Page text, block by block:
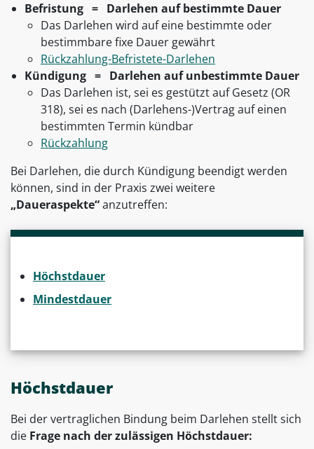
Befristung = Darlehen auf bestimmte Dauer
Das Darlehen wird auf eine bestimmte oder
bestimmbare fixe Dauer gewährt
Rückzahlung-Befristete-Darlehen
Kündigung = Darlehen auf unbestimmte Dauer
Das Darlehen ist, sei es gestützt auf Gesetz (OR
318), sei es nach (Darlehens-)Vertrag auf einen
bestimmten Termin kündbar
Rückzahlung
Bei Darlehen, die durch Kündigung beendigt werden
können, sind in der Praxis zwei weitere
„Daueraspekte“anzutreffen:
Höchstdauer
Mindestdauer
Höchstdauer
Bei der vertraglichen Bindung beim Darlehen stellt sich
die Frage nach der zulässigen Höchstdauer: